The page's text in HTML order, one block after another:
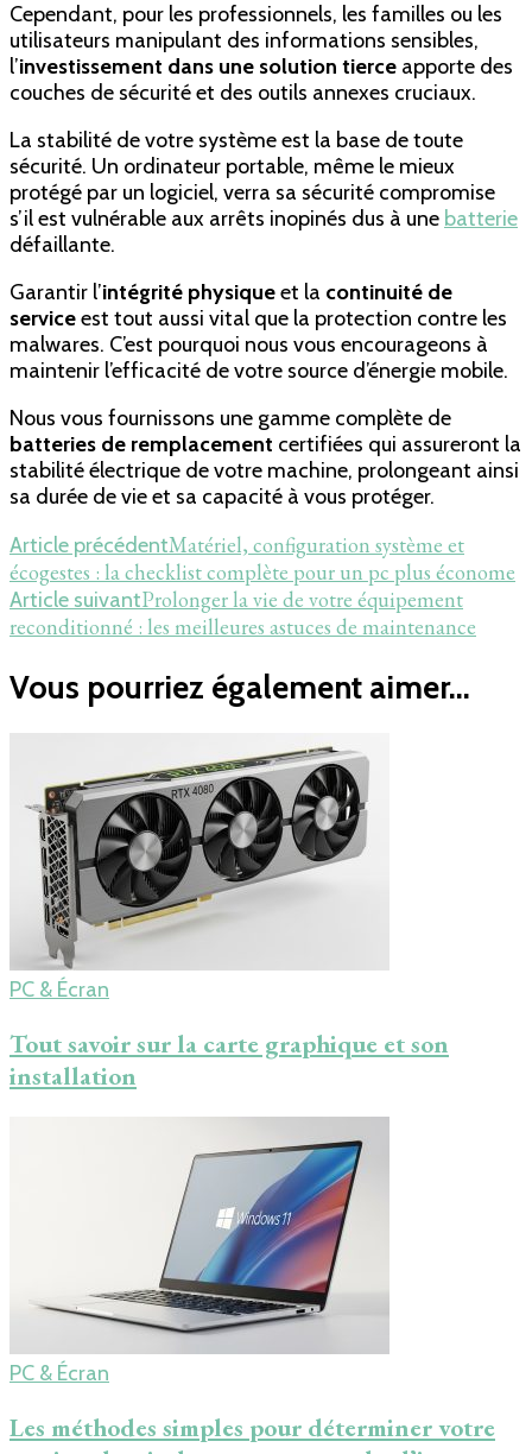
Cependant, pour les professionnels, les familles ou les
utilisateurs manipulant des informations sensibles,
l’investissement dans une solution tierce apporte des
couches de sécurité et des outils annexes cruciaux.
La stabilité de votre système est la base de toute
sécurité. Un ordinateur portable, même le mieux
protégé par un logiciel, verra sa sécurité compromise
s’il est vulnérable aux arrêts inopinés dus à une batterie
défaillante.
Garantir l’intégrité physiqueet la continuité de
serviceest tout aussi vital que la protection contre les
malwares. C’est pourquoi nous vous encourageons à
maintenir l’efficacité de votre source d’énergie mobile.
Nous vous fournissons une gamme complète de
batteries de remplacement certifiées qui assureront la
stabilité électrique de votre machine, prolongeant ainsi
sa durée de vie et sa capacité à vous protéger.
Navigation
d'article
Article précédentMatériel, configuration système et
écogestes : la checklist complète pour un pc plus économe
Article suivantProlonger la vie de votre équipement
reconditionné : les meilleures astuces de maintenance
Vous pourriez également aimer...
PC & Écran
Tout savoir sur la carte graphique et son
installation
PC & Écran
Les méthodes simples pour déterminer votre